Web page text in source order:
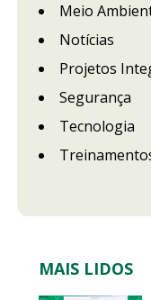
Meio
Notícias
Projetos
Segurança
Tecnologia
MAIS LIDOS